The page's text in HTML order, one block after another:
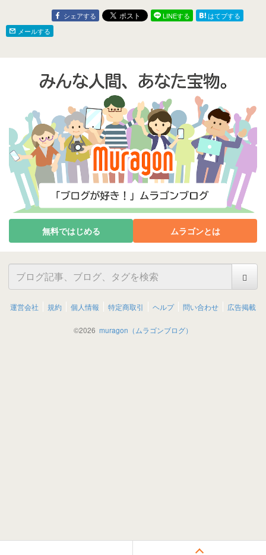
シェアする LINEする
はてブする
メールする
無料ではじめる ムラゴンとは
運営会社 規約 個人情報 特定商取引 ヘルプ 問い合わせ 広告掲載
©2026 muragon（ムラゴンブログ）